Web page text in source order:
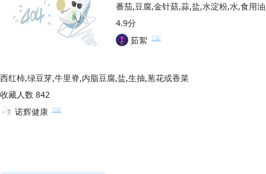
番茄,豆腐,金针菇,蒜,盐,水淀粉,水,食用
4.9分
茹絮
西红柿,绿豆芽,牛里脊,内脂豆腐,盐,生抽,葱花或香菜
收藏人数 842
诺辉健康